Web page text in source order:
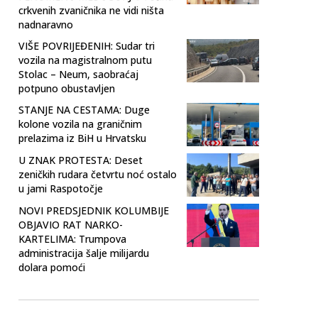
crkvenih zvaničnika ne vidi ništa
nadnaravno
VIŠE POVRIJEĐENIH: Sudar tri
vozila na magistralnom putu
Stolac – Neum, saobraćaj
potpuno obustavljen
STANJE NA CESTAMA: Duge
kolone vozila na graničnim
prelazima iz BiH u Hrvatsku
U ZNAK PROTESTA: Deset
zeničkih rudara četvrtu noć ostalo
u jami Raspotočje
NOVI PREDSJEDNIK KOLUMBIJE
OBJAVIO RAT NARKO-
KARTELIMA: Trumpova
administracija šalje milijardu
dolara pomoći